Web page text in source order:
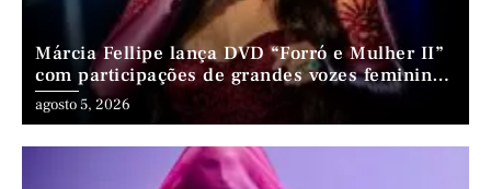
Márcia Fellipe lança DVD “Forró e Mulher II”
com participações de grandes vozes femininas
do forró
agosto 5, 2026